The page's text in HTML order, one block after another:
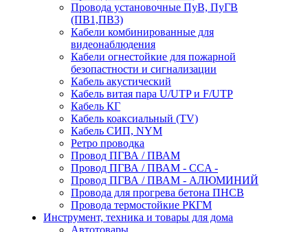
Провода установочные ПуВ, ПуГВ
(ПВ1,ПВ3)
Кабели комбинированные для
видеонаблюдения
Кабели огнестойкие для пожарной
безопастности и сигнализации
Кабель акустический
Кабель витая пара U/UTP и F/UTP
Кабель КГ
Кабель коаксиальный (TV)
Кабель СИП, NYM
Ретро проводка
Провод ПГВА / ПВАМ
Провод ПГВА / ПВАМ - CCA -
Провод ПГВА / ПВАМ - АЛЮМИНИЙ
Провода для прогрева бетона ПНСВ
Провода термостойкие РКГМ
Инструмент, техника и товары для дома
Автотовары